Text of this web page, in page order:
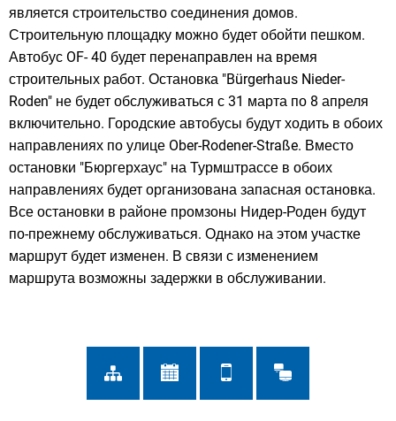
является строительство соединения домов.
Строительную площадку можно будет обойти пешком.
Автобус OF- 40 будет перенаправлен на время
строительных работ. Остановка "Bürgerhaus Nieder-
Roden" не будет обслуживаться с 31 марта по 8 апреля
включительно. Городские автобусы будут ходить в обоих
направлениях по улице Ober-Rodener-Straße. Вместо
остановки "Бюргерхаус" на Турмштрассе в обоих
направлениях будет организована запасная остановка.
Все остановки в районе промзоны Нидер-Роден будут
по-прежнему обслуживаться. Однако на этом участке
маршрут будет изменен. В связи с изменением
маршрута возможны задержки в обслуживании.